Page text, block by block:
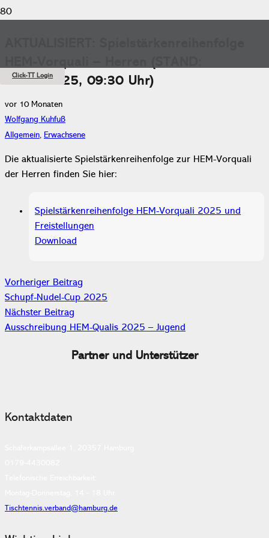
Click-TT Login
08.10.2025, 09:30 Uhr)
vor 10 Monaten
Wolfgang Kuhfuß
Allgemein, Erwachsene
Die aktualisierte Spielstärkenreihenfolge zur HEM-Vorquali
der Herren finden Sie hier:
Spielstärkenreihenfolge HEM-Vorquali 2025 und
Freistellungen
Download
Vorheriger Beitrag
Schupf-Nudel-Cup 2025
Nächster Beitrag
Ausschreibung HEM-Qualis 2025 – Jugend
Partner und Unterstützer
Kontaktdaten
Tischtennis.verband@hamburg.de